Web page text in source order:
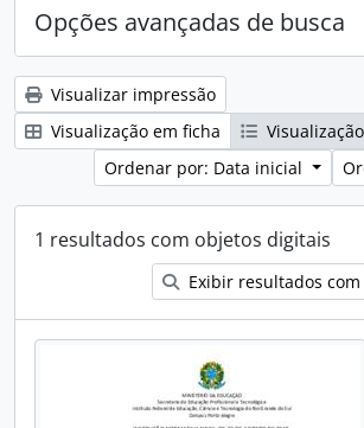
Opções avançadas de busca
Visualizar impressão
Visualização em ficha
Ordenar por: Data inicial
1 resultados com objetos digitais
Exibir resultados